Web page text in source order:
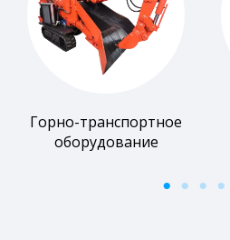
Горно-транспортное
оборудование